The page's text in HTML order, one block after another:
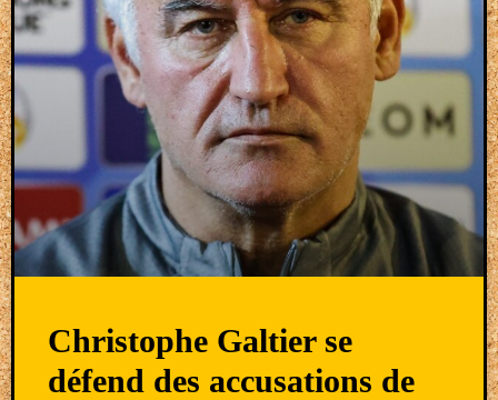
Christophe Galtier se
défend des accusations de